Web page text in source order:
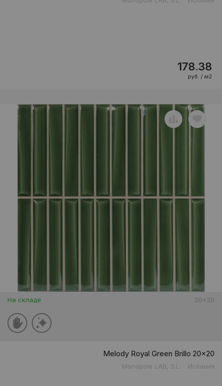
178.38
руб. / м2
На складе 20x20
Melody Royal Green Brillo 20x20
Monopole LAB, S.L. Испания